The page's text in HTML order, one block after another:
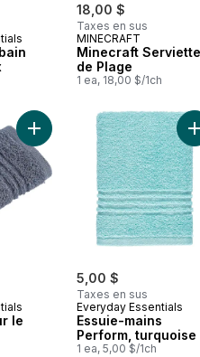
18,00 $
Taxes en sus
MINECRAFT
Minecraft Serviette
de Plage
1 ea, 18,00 $/1ch
panier
le
Ajouter Serviette pour le
5,00 $
Taxes en sus
Everyday Essentials
Essuie-mains
Perform, turquoise
1 ea, 5,00 $/1ch